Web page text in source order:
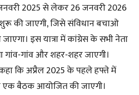
2025 से लेकर 26 जनवरी 2026
शुरू की जाएगी, जिसे संविधान बचाओ
जाएगा। इस यात्रा में कांग्रेस के सभी नेता
गांव-गांव और शहर-शहर जाएगी।
कि अप्रैल 2025 के पहले हफ्ते में
बैठक आयोजित की जाएगी।